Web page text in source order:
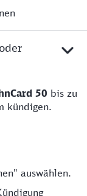
50 bis zu
kündigen.
auswählen.